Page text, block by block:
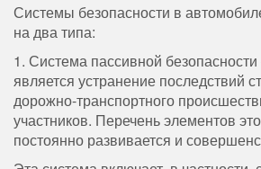
Системы безопасности в
на два типа:
1. Система пассивной
является устранение последствий
дорожно-транспортного
участников. Перечень элементов
постоянно развивается и